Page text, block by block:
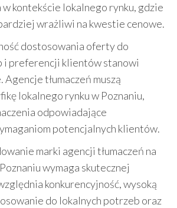
w kontekście lokalnego rynku, gdzie
wrażliwi na kwestie cenowe.
dostosowania oferty do
i preferencji klientów stanowi
tłumaczeń muszą
lokalnego rynku w Poznaniu,
odpowiadające
potencjalnych klientów.
marki agencji tłumaczeń na
wymaga skutecznej
konkurencyjność, wysoką
do lokalnych potrzeb oraz